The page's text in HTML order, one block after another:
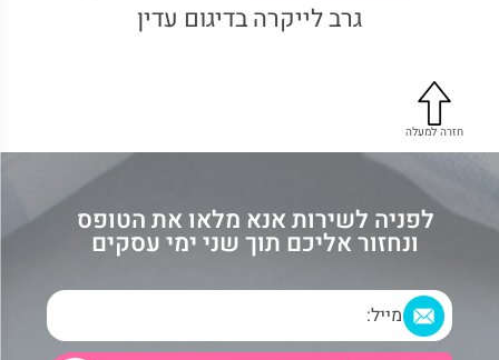
גרב לייקרה בדיגום עדין
חזרה למעלה
לפניה לשירות אנא מלאו את הטופס
ונחזור אליכם תוך שני ימי עסקים